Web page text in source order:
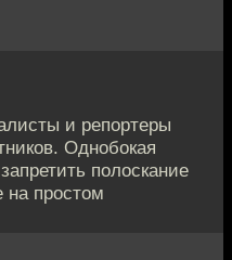
и репортеры
Однобокая
полоскание
на простом